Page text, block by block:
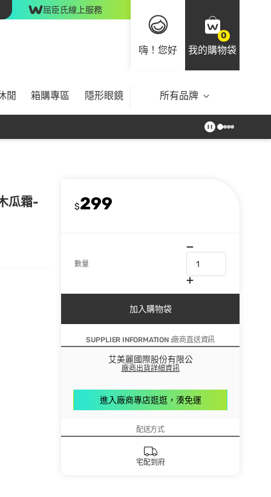
屈臣氏線上服務
嗨！您好
0
我的購物袋
閒 箱購專區 隱形眼鏡 所有品牌
瓜霜-
$299
數量
加入購物袋
SUPPLIER INFORMATION :廠商直送資訊
艾美麗國際股份有限公
廠商出貨詳細資訊
進入廠商專店逛逛，湊免運
配送方式
宅配到府